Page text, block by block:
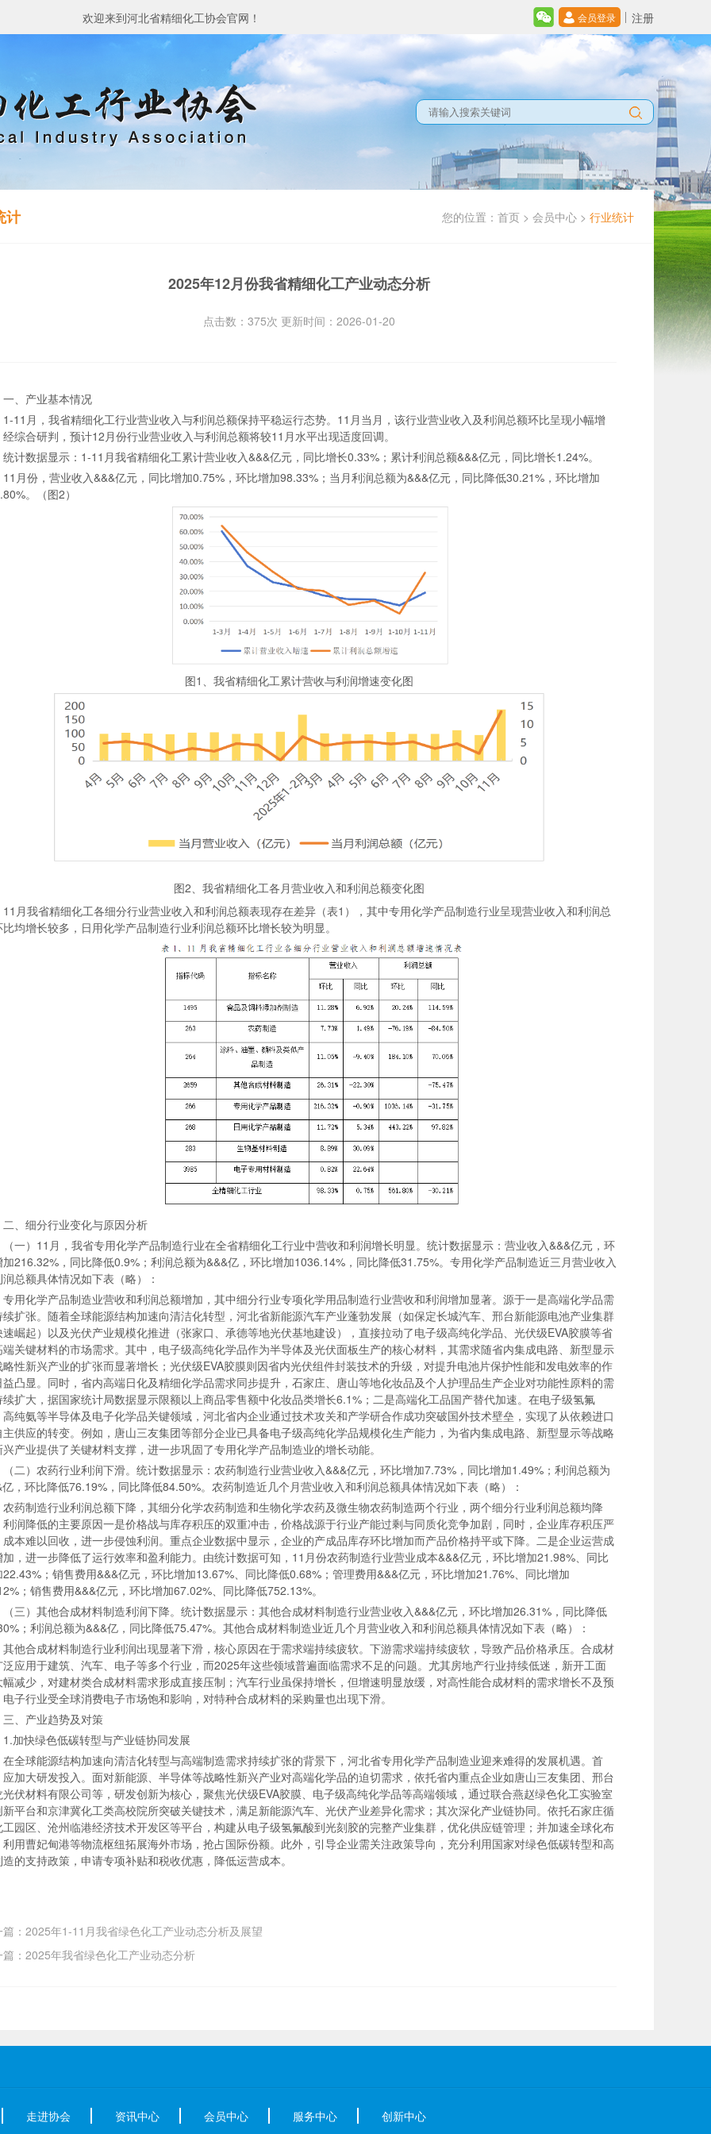
欢迎来到河北省精细化工协会官网！ 会员登录 注册
您的位置： 首页 > 会员中心 > 行业统计
计
2025年12月份我省精细化工产业动态分析
点击数：375次 更新时间：2026-01-20
一、产业基本情况
1-11月，我省精细化工行业营业收入与利润总额保持平稳运行态势。11月当月，该行业营业收入及利润总额环比呈现小幅增
综合研判，预计12月份行业营业收入与利润总额将较11月水平出现适度回调。
统计数据显示：1-11月我省精细化工累计营业收入&&&亿元，同比增长0.33%；累计利润总额&&&亿元，同比增长1.24%。
11月份，营业收入&&&亿元，同比增加0.75%，环比增加98.33%；当月利润总额为&&&亿元，同比降低30.21%，环比增加
。（图2）
图1、我省精细化工累计营收与利润增速变化图
图2、我省精细化工各月营业收入和利润总额变化图
11月我省精细化工各细分行业营业收入和利润总额表现存在差异（表1），其中专用化学产品制造行业呈现营业收入和利润总
均增长较多，日用化学产品制造行业利润总额环比增长较为明显。
二、细分行业变化与原因分析
（一）11月，我省专用化学产品制造行业在全省精细化工行业中营收和利润增长明显。统计数据显示：营业收入&&&亿元，环
加216.32%，同比降低0.9%；利润总额为&&&亿，环比增加1036.14%，同比降低31.75%。专用化学产品制造近三月营业收入
总额具体情况如下表（略）：
专用化学产品制造业营收和利润总额增加，其中细分行业专项化学用品制造行业营收和利润增加显著。源于一是高端化学品需
续扩张。随着全球能源结构加速向清洁化转型，河北省新能源汽车产业蓬勃发展（如保定长城汽车、邢台新能源电池产业集群
速崛起）以及光伏产业规模化推进（张家口、承德等地光伏基地建设），直接拉动了‌电子级高纯化学品‌、‌光伏级EVA胶膜‌等省
端关键材料的市场需求。其中，电子级高纯化学品作为半导体及光伏面板生产的核心材料，其需求随省内集成电路、新型显示
略性新兴产业的扩张而显著增长；光伏级EVA胶膜则因省内光伏组件封装技术的升级，对提升电池片保护性能和发电效率的作
益凸显。同时，省内高端日化及精细化学品需求同步提升，石家庄、唐山等地化妆品及个人护理品生产企业对功能性原料的需
续扩大，据国家统计局数据显示限额以上商品零售额中化妆品类增长6.1%；二是高端化工品国产替代加速。在电子级氢氟
高纯氨等半导体及电子化学品关键领域，河北省内企业通过技术攻关和产学研合作成功突破国外技术壁垒，实现了从依赖进口
主供应的转变。例如，唐山三友集团等部分企业已具备电子级高纯化学品规模化生产能力，为省内集成电路、新型显示等战略
产业提供了关键材料支撑，进一步巩固了专用化学产品制造业的增长动能。
（二）农药行业利润下滑。统计数据显示：农药制造行业营业收入&&&亿元，环比增加7.73%，同比增加1.49%；利润总额为
亿，环比降低76.19%，同比降低84.50%。农药制造近几个月营业收入和利润总额具体情况如下表（略）：
农药制造行业利润总额下降，其细分化学农药制造和生物化学农药及微生物农药制造两个行业，两个细分行业利润总额均降
利润降低的主要原因一是价格战与库存积压的双重冲击，价格战源于行业产能过剩与同质化竞争加剧，同时，企业库存积压严
成本难以回收，进一步侵蚀利润。重点企业数据中显示，企业的产成品库存环比增加而产品价格持平或下降。二是企业运营成
加，进一步降低了运行效率和盈利能力‌。由统计数据可知，11月份农药制造行业营业成本&&&亿元，环比增加21.98%、同比
22.43%；销售费用&&&亿元，环比增加13.67%、同比降低0.68%；管理费用&&&亿元，环比增加21.76%、同比增加
；销售费用&&&亿元，环比增加67.02%、同比降低752.13%。
（三）其他合成材料制造利润下降。统计数据显示：其他合成材料制造行业营业收入&&&亿元，环比增加26.31%，同比降低
；利润总额为&&&亿，同比降低75.47%。其他合成材料制造业近几个月营业收入和利润总额具体情况如下表（略）：
其他合成材料制造行业利润出现显著下滑，核心原因在于需求端持续疲软。下游需求端持续疲软，导致产品价格承压。合成材
泛应用于建筑、汽车、电子等多个行业，而2025年这些领域普遍面临需求不足的问题。尤其房地产行业持续低迷，新开工面
幅减少，对建材类合成材料需求形成直接压制；汽车行业虽保持增长，但增速明显放缓，对高性能合成材料的需求增长不及预
子行业受全球消费电子市场饱和影响，对特种合成材料的采购量也出现下滑。‌‌
三、产业趋势及对策
1.加快绿色低碳转型与产业链协同发展
在全球能源结构加速向清洁化转型与高端制造需求持续扩张的背景下，河北省专用化学产品制造业迎来难得的发展机遇。首
应加大研发投入。面对新能源、半导体等战略性新兴产业对高端化学品的迫切需求，依托省内重点企业如唐山三友集团、邢台
光伏材料有限公司等，研发创新为核心，聚焦光伏级EVA胶膜、电子级高纯化学品等高端领域，通过联合燕赵绿色化工实验室
新平台和京津冀化工类高校院所突破关键技术，满足新能源汽车、光伏产业差异化需求；其次深化产业链协同。依托石家庄循
工园区、沧州临港经济技术开发区等平台，构建从电子级氢氟酸到光刻胶的完整产业集群，优化供应链管理；并加速全球化布
利用曹妃甸港等物流枢纽拓展海外市场，抢占国际份额。此外，引导企业需关注政策导向，充分利用国家对绿色低碳转型和高
的支持政策，申请专项补贴和税收优惠，降低运营成本。
篇：2025年1-11月我省绿色化工产业动态分析及展望
篇：2025年我省绿色化工产业动态分析
走进协会 资讯中心 会员中心 服务中心 创新中心